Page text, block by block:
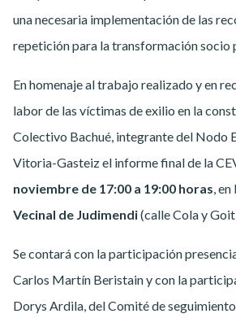
una necesaria implementación de las
repetición para la transformación socio
En homenaje al trabajo realizado y en
labor de las víctimas de exilio en la
Colectivo Bachué, integrante del Nodo
Vitoria-Gasteiz el informe final de la
noviembre de 17:00 a 19:00 horas, en
Vecinal de Judimendi(calle Cola y
Se contará con la participación
Carlos Martín Beristain y con la
Dorys Ardila, del Comité de